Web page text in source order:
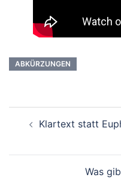
ABKÜRZUNGEN
Klartext statt
Was